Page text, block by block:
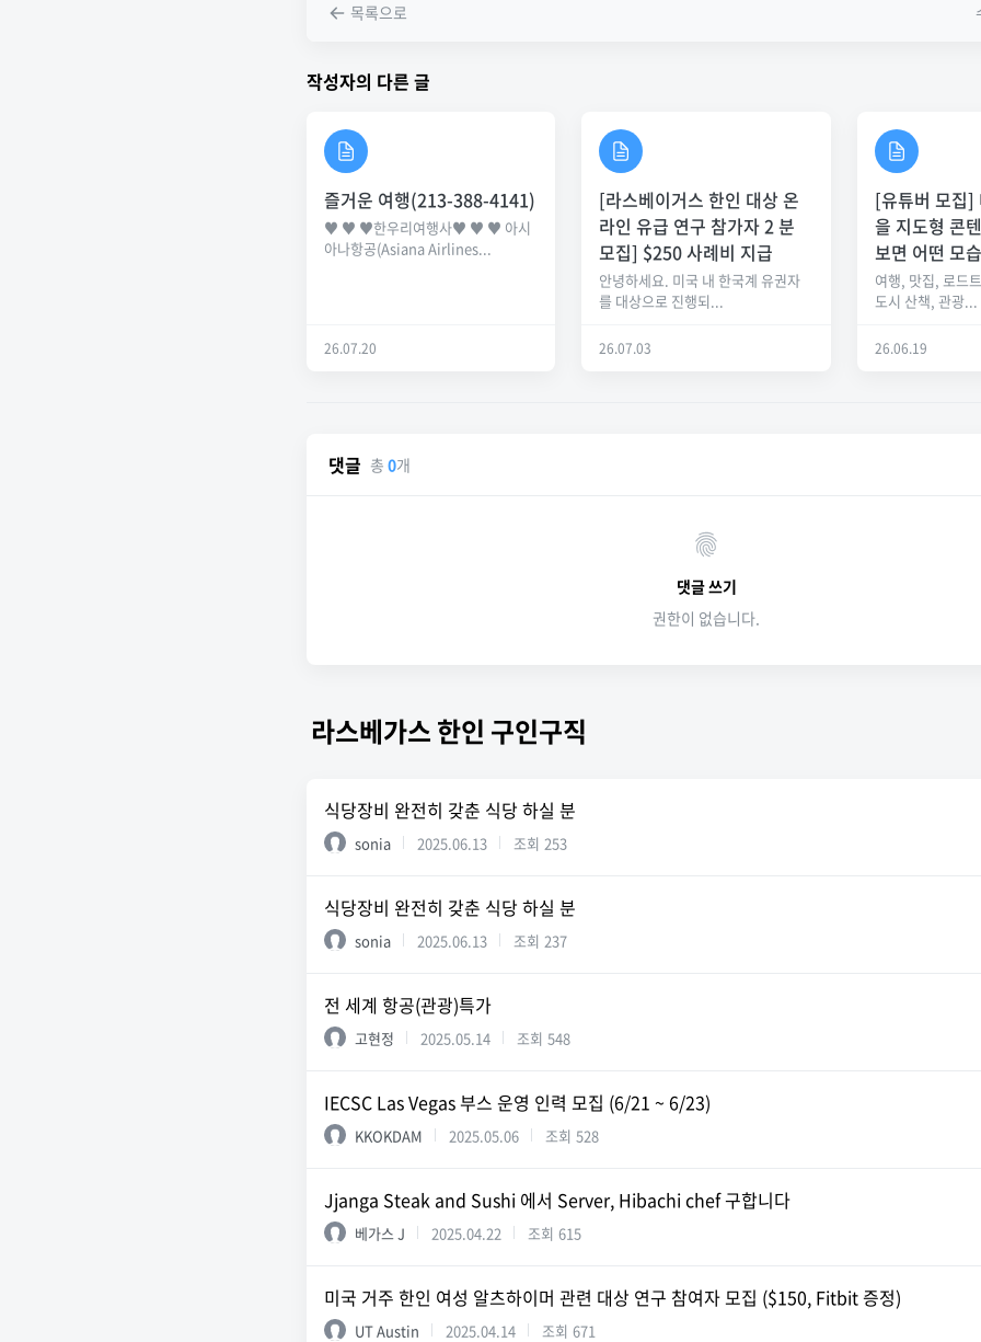
목록으로
작성자의 다른 글
즐거운 여행(213-388-4141)
♥ ♥ ♥한우리여행사♥ ♥ ♥ 아시
아나항공(Asiana Airlines...
26.07.20
[라스베이거스 한인 대상 온
라인 유급 연구 참가자 2 분
모집] $250 사례비 지급
안녕하세요. 미국 내 한국계 유권자
를 대상으로 진행되...
26.07.03
[유튜버 모집]
을 지도형 콘
보면 어떤 모
여행, 맛집, 로드
도시 산책, 관광...
26.06.19
댓글 총 0개
댓글 쓰기
권한이 없습니다.
라스베가스 한인 구인구직
식당장비 완전히 갖춘 식당 하실 분
sonia 2025.06.13 조회 253
식당장비 완전히 갖춘 식당 하실 분
sonia 2025.06.13 조회 237
전 세계 항공(관광)특가
고현정 2025.05.14 조회 548
IECSC Las Vegas 부스 운영 인력 모집 (6/21 ~ 6/23)
KKOKDAM 2025.05.06 조회 528
Jjanga Steak and Sushi 에서 Server, Hibachi chef 구합니다
베가스 J 2025.04.22 조회 615
미국 거주 한인 여성 알츠하이머 관련 대상 연구 참여자 모집 ($150, Fitbit 증정)
UT Austin 2025.04.14 조회 671